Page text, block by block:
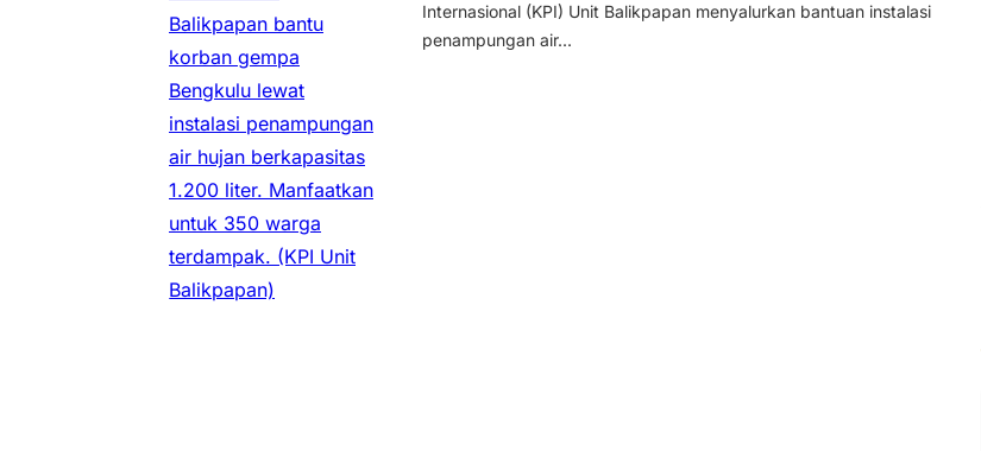
Balikpapan bantu
korban gempa
Bengkulu lewat
instalasi penampungan
air hujan berkapasitas
1.200 liter. Manfaatkan
untuk 350 warga
terdampak. (KPI Unit
Balikpapan)
Internasional (KPI) Unit Balikpapan menyalurkan bantuan instalasi
penampungan air...